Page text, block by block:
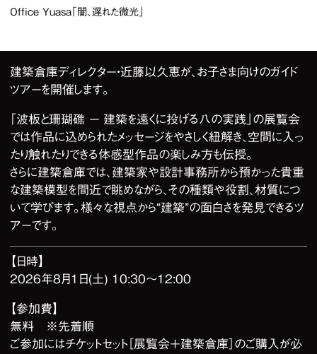
Office Yuasa「闇、遅れた微光」
建築倉庫ディレクター・近藤以久恵が、お子さま向けのガイド
ツアーを開催します。
「波板と珊瑚礁 ー 建築を遠くに投げる八の実践」の展覧会
では作品に込められたメッセージをやさしく紐解き、空間に入っ
たり触れたりできる体感型作品の楽しみ方も伝授。
さらに建築倉庫では、建築家や設計事務所から預かった貴重
な建築模型を間近で眺めながら、その種類や役割、材質につ
いて学びます。様々な視点から“建築”の面白さを発見できるツ
アーです。
【日時】
2026年8月1日(土) 10:30～12:00
【参加費】
無料 ※先着順
ご参加にはチケットセット［展覧会＋建築倉庫］のご購入が必